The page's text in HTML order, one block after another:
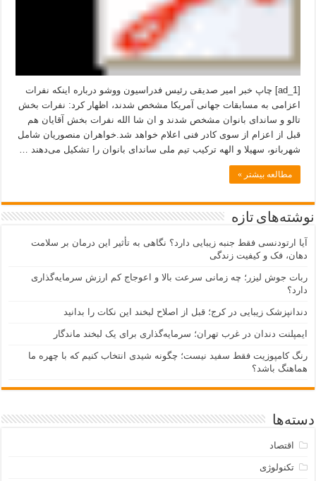
[ad_1] چاپ خبر امیر صدیقی رئیس فدراسیون ووشو درباره اینکه نفرات
اعزامی به مسابقات جهانی آمریکا مشخص شدند، اظهار کرد: نفرات بخش
تالو و ساندای بانوان مشخص شدند و ان شا الله نفرات بخش آقایان هم
قبل از اعزام از سوی کادر فنی اعلام خواهد شد.خواهران منصوریان شامل
شهربانو، سهیلا و الهه ترکیب تیم ملی ساندای بانوان را تشکیل می‌دهند …
مطالعه بیشتر »
نوشته‌های تازه
آیا ارتودنسی فقط جنبه زیبایی دارد؟ نگاهی به تأثیر این درمان بر سلامت
دهان، فک و کیفیت زندگی
ربات جوش لیزر؛ چه زمانی سرعت بالا و اعوجاج کم ارزش سرمایه‌گذاری
دارد؟
دندانپزشک زیبایی در کرج؛ قبل از اصلاح لبخند این نکات را بدانید
ایمپلنت دندان در غرب تهران؛ سرمایه‌گذاری برای یک لبخند ماندگار
رنگ کامپوزیت فقط سفید نیست؛ چگونه شیدی انتخاب کنیم که با چهره ما
هماهنگ باشد؟
دسته‌ها
اقتصاد
تکنولوژی